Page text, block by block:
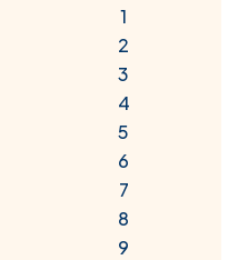
1
2
3
4
5
6
7
8
9